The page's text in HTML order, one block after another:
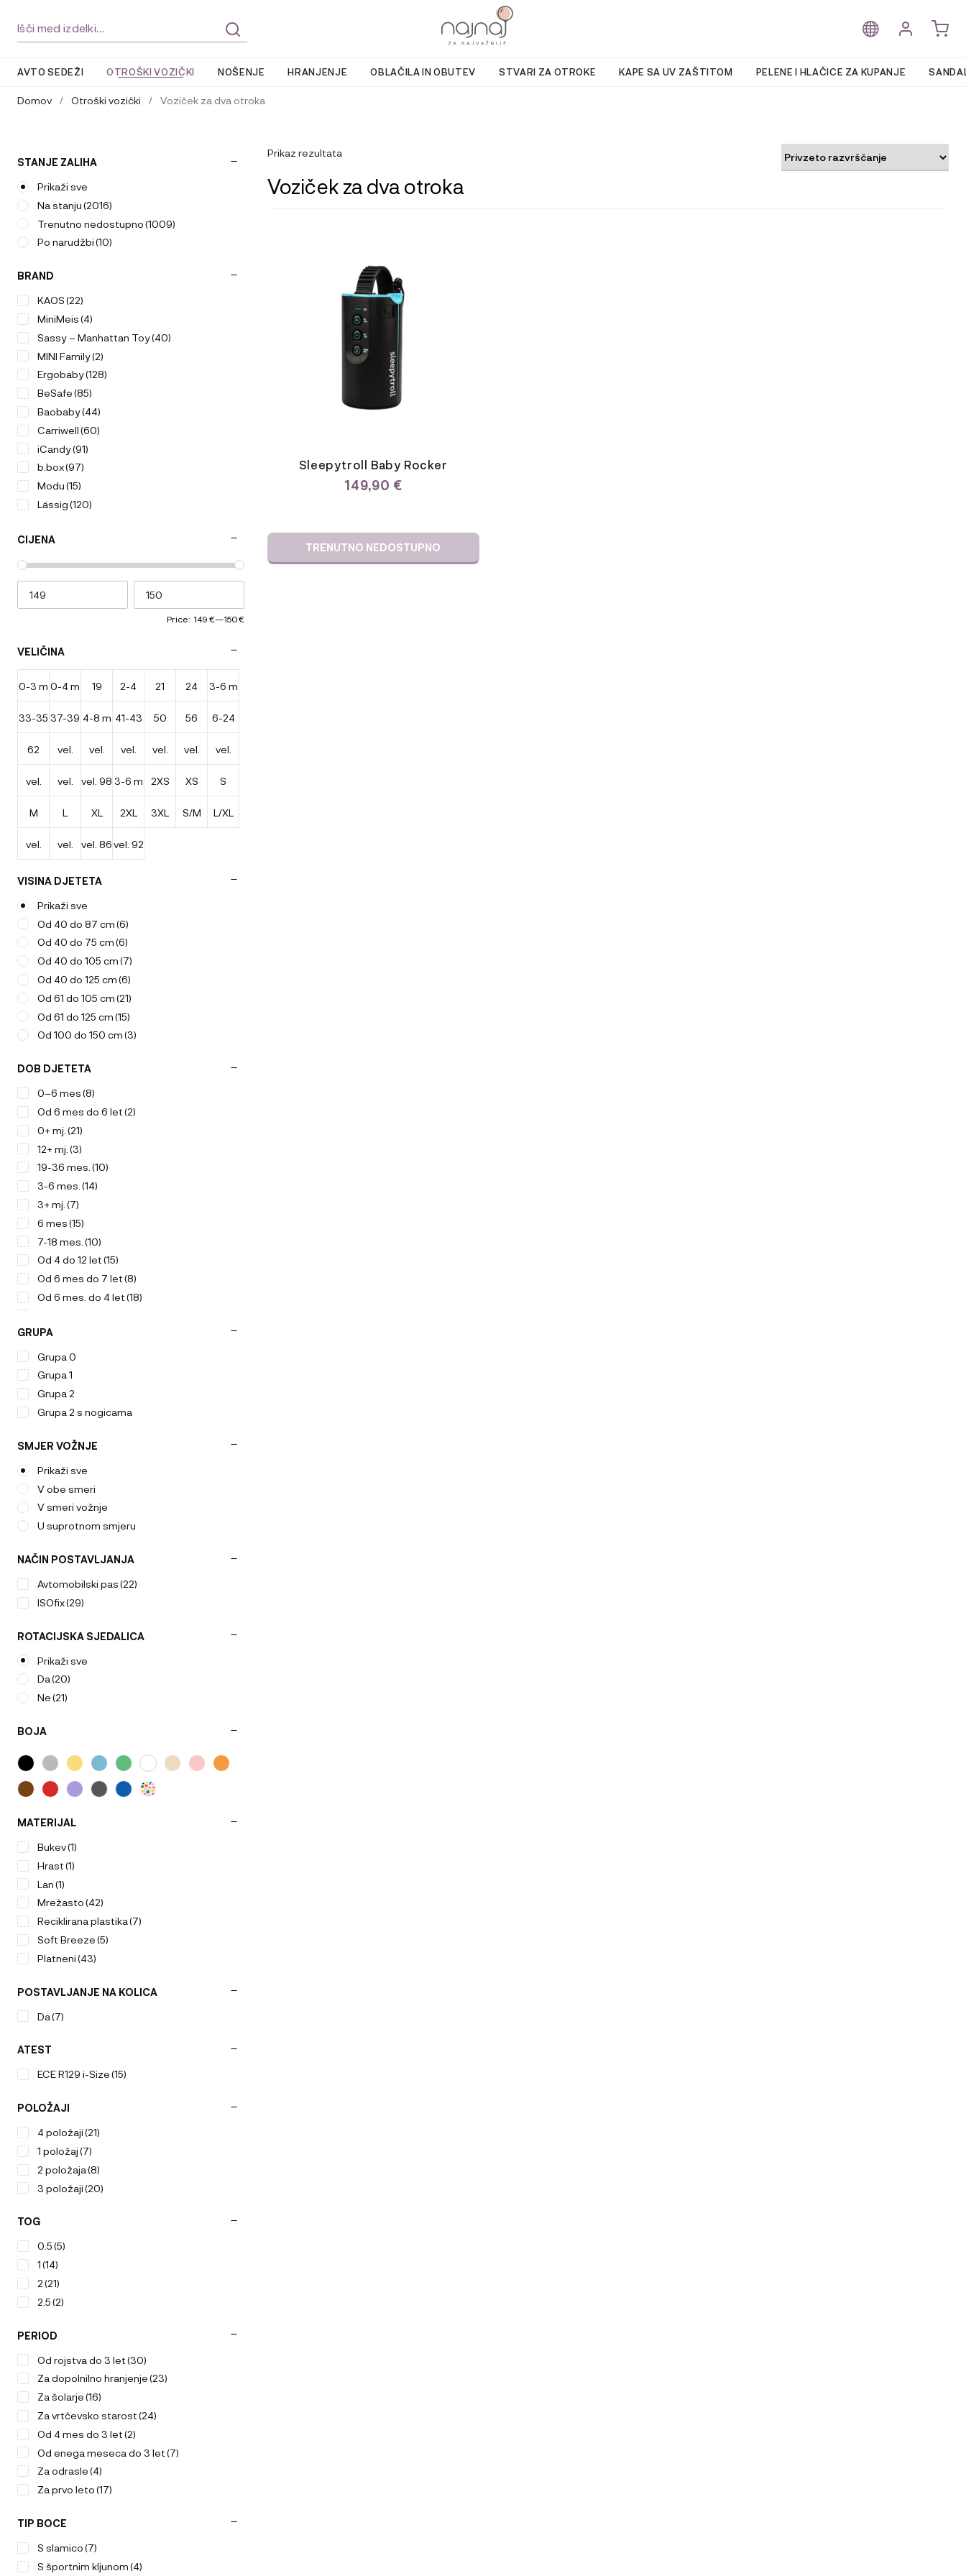
AVTO SEDEŽI OTROŠKI VOZIČKI NOŠENJE HRANJENJE OBLAČILA IN OBUTEV STVARI ZA OTROKE KAPE SA UV ZAŠTITOM PELENE I HLAČICE ZA KUPANJE
to
to
Domov / Otroški vozički / Voziček za dva otroka
Prikaz rezultata
Voziček za dva otroka
Sleepytroll Baby Rocker
149,90 €
TRENUTNO NEDOSTUPNO
STANJE ZALIHA
Prikaži sve
Na stanju(2016)
Trenutno nedostupno(1009)
Po narudžbi(10)
BRAND
KAOS(22)
MiniMeis(4)
Sassy – Manhattan Toy(40)
MINI Family(2)
Ergobaby(128)
BeSafe(85)
Baobaby(44)
Carriwell(60)
iCandy(91)
b.box(97)
Modu(15)
Lässig(120)
Citron
V-COMB(2)
Sleepytroll
AeroMoov
AeroSleep(34)
CIJENA
Price: 149 €—150 €
VELIČINA
0-3 m 0-4 m 19 2-4
leta
21 24 3-6 m
33-35
cm
37-39
cm
4-8 m 41-43
cm
50 56 6-24
m
62 vel.
44-50
vel.
50-56
vel.
56-62
vel.
62/68
vel.
68/74
vel.
74/80
vel.
80/86
vel.
86/92
vel. 98 3-6 m 2XS XS S
M L XL 2XL 3XL S/M L/XL
vel.
62/68
vel.
74/80
vel. 86vel. 92
VISINA DJETETA
Prikaži sve
Od 40 do 87 cm(6)
Od 40 do 75 cm(6)
Od 40 do 105 cm(7)
Od 40 do 125 cm(6)
Od 61 do 105 cm(21)
Od 61 do 125 cm(15)
Od 100 do 150 cm(3)
DOB DJETETA
0–6 mes(8)
Od 6 mes do 6 let(2)
0+ mj. (21)
12+ mj. (3)
19-36 mes. (10)
3-6 mes. (14)
3+ mj. (7)
6 mes(15)
7-18 mes. (10)
Od 4 do 12 let(15)
Od 6 mes do 7 let(8)
Od 6 mes. do 4 let(18)
Od rojstva do 4. leta
Od rojstva do 6 leta
Od rojstva do 7 let
GRUPA
Grupa 0
Grupa 1
Grupa 2
Grupa 2 s nogicama
SMJER VOŽNJE
Prikaži sve
V obe smeri
V smeri vožnje
U suprotnom smjeru
NAČIN POSTAVLJANJA
Avtomobilski pas(22)
ISOfix(29)
ROTACIJSKA SJEDALICA
Prikaži sve
Da(20)
Ne(21)
BOJA
MATERIJAL
Bukev(1)
Hrast(1)
Lan(1)
Mrežasto(42)
Reciklirana plastika(7)
Soft Breeze(5)
Platneni(43)
POSTAVLJANJE NA KOLICA
Da(7)
ATEST
ECE R129 i-Size(15)
POLOŽAJI
4 položaji(21)
1 položaj(7)
2 položaja(8)
3 položaji(20)
TOG
0.5(5)
1(14)
2(21)
2.5(2)
PERIOD
Od rojstva do 3 let(30)
Za dopolnilno hranjenje(23)
Za šolarje(16)
Za vrtčevsko starost(24)
Od 4 mes do 3 let(2)
Od enega meseca do 3 let(7)
Za odrasle(4)
Za prvo leto(17)
TIP BOCE
S slamico(7)
S športnim kljunom(4)